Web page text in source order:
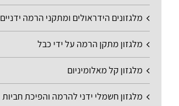
מלגזונים הידראולים ומתקני הרמה ידניים
מלגזון מתקן הרמה על ידי כבל
מלגזון קל מאלומיניום
מלגזון חשמלי ידני להרמה והפיכת חביות